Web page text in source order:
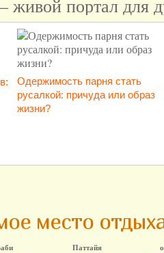
Одержимость парня стать
русалкой: причуда или образ
жизни?
место
Паттайя